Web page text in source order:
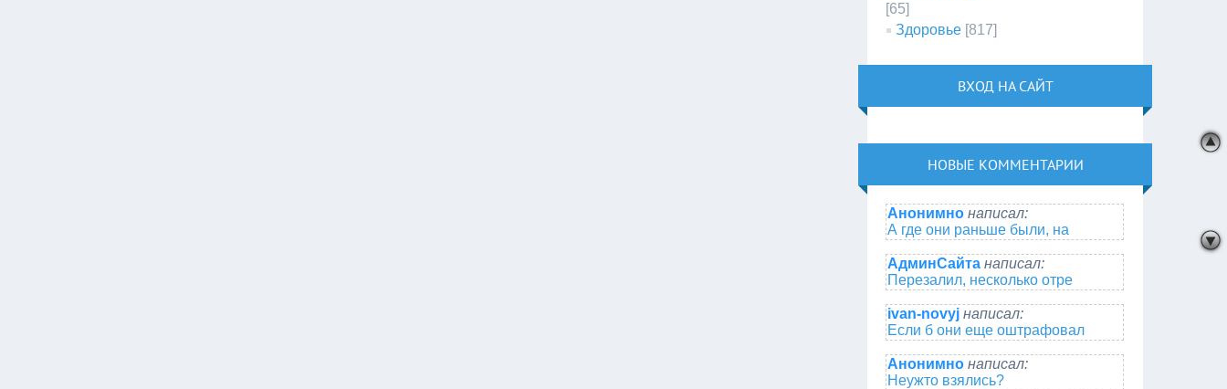
[65]
Здоровье [817]
ВХОД НА САЙТ
НОВЫЕ КОММЕНТАРИИ
Анонимно написал:
А где они раньше были, на
АдминСайта написал:
Перезалил, несколько отре
ivan-novyj написал:
Если б они еще оштрафовал
Анонимно написал:
Неужто взялись?